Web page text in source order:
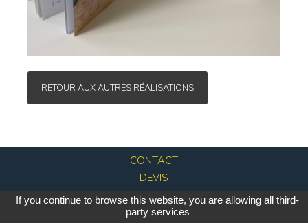
RETOUR AUX AUTRES RÉALISATIONS
CONTACT
DEVIS
PLAN DU SITE
MENTIONS LÉGALES
If you continue to browse this website, you are allowing all third-
party services